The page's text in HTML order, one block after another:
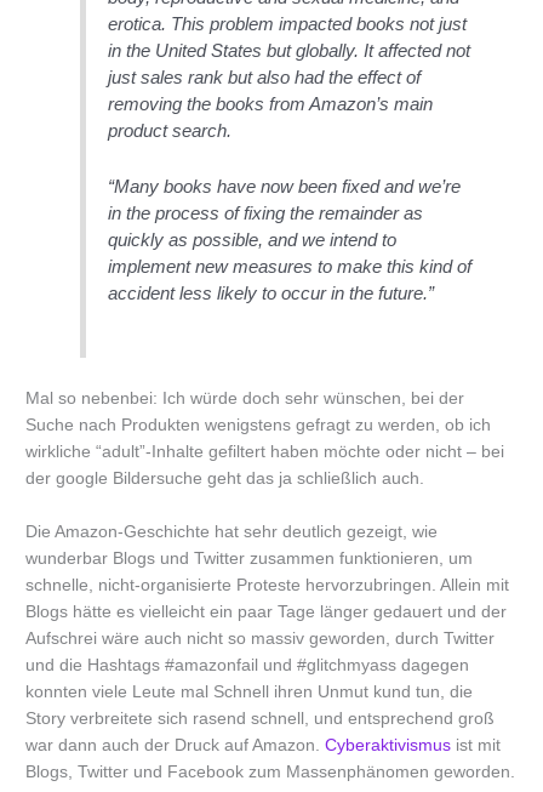
erotica. This problem impacted books not just
in the United States but globally. It affected not
just sales rank but also had the effect of
removing the books from Amazon’s main
product search.
“Many books have now been fixed and we’re
in the process of fixing the remainder as
quickly as possible, and we intend to
implement new measures to make this kind of
accident less likely to occur in the future.”
Mal so nebenbei: Ich würde doch sehr wünschen, bei der
Suche nach Produkten wenigstens gefragt zu werden, ob ich
wirkliche “adult”-Inhalte gefiltert haben möchte oder nicht – bei
der google Bildersuche geht das ja schließlich auch.
Die Amazon-Geschichte hat sehr deutlich gezeigt, wie
wunderbar Blogs und Twitter zusammen funktionieren, um
schnelle, nicht-organisierte Proteste hervorzubringen. Allein mit
Blogs hätte es vielleicht ein paar Tage länger gedauert und der
Aufschrei wäre auch nicht so massiv geworden, durch Twitter
und die Hashtags #amazonfail und #glitchmyass dagegen
konnten viele Leute mal Schnell ihren Unmut kund tun, die
Story verbreitete sich rasend schnell, und entsprechend groß
war dann auch der Druck auf Amazon.Cyberaktivismus ist mit
Blogs, Twitter und Facebook zum Massenphänomen geworden.